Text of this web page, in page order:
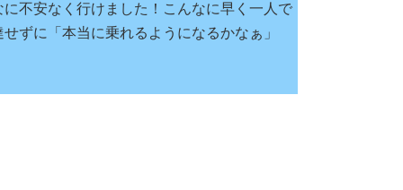
不安なく行けました！こんなに早く一人で
ずに「本当に乗れるようになるかなぁ」